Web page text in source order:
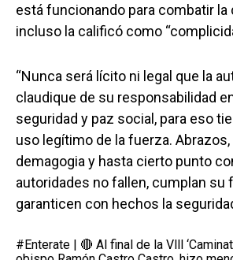
está funcionando para combatir la
incluso la calificó como
“Nunca será lícito ni legal que la
claudique de su responsabilidad
seguridad y paz social, para eso
uso legítimo de la fuerza.
demagogia y hasta cierto punto
autoridades no fallen, cumplan su
garanticen con hechos la
#Enterate | 🔴 Al final de la Vlll